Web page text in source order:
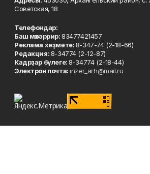
Советская, 18
Телефондар:
Баш мөхәррир:83477421457
Реклама хеҙмәте:8-347-74 (2-18-66)
Редакция:8-34774 (2-12-87)
Кадрҙар бүлеге:8-34774 (2-18-44)
Электрон почта:inzer_arh@mail.ru